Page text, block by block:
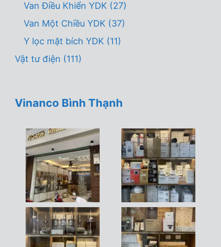
Van Điều Khiển YDK (27)
Van Một Chiều YDK (37)
Y lọc mặt bích YDK (11)
Vật tư điện (111)
Vinanco Bình Thạnh